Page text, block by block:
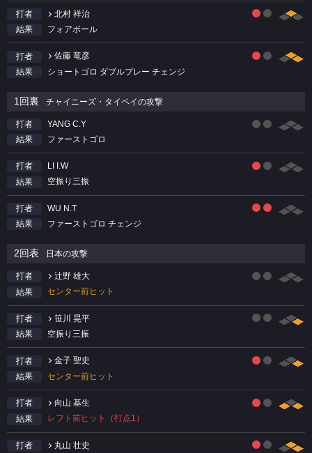
打者
北村 祥治
結果
フォアボール
打者
佐藤 竜彦
結果
ショートゴロ ダブルプレー チェンジ
1回裏 チャイニーズ・タイペイの攻撃
打者
YANG C.Y
結果
ファーストゴロ
打者
LI I.W
結果
空振り三振
打者
WU N.T
結果
ファーストゴロ チェンジ
2回表 日本の攻撃
打者
辻野 雄大
結果
センター前ヒット
打者
笹川 晃平
結果
空振り三振
打者
金子 聖史
結果
センター前ヒット
打者
向山 基生
結果
レフト前ヒット（打点1）
打者
丸山 壮史